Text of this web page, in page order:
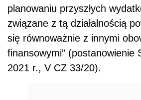
planowaniu przyszłych
związane z tą działalnością
się równoważnie z innymi
finansowymi” (postanowienie
2021 r., V CZ 33/20).